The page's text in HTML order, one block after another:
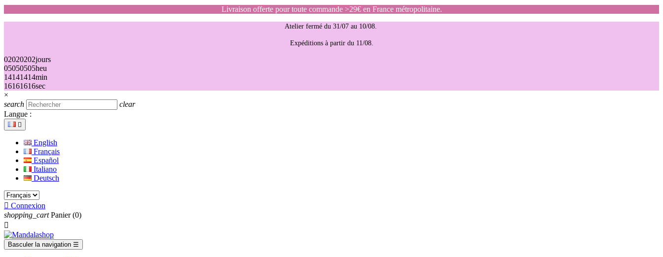
Livraison offerte pour toute commande >29€ en France métropolitaine.
Atelier fermé du 31/07 au 10/08.
Expéditions à partir du 11/08.
02020202jours
05050505heu
14141414min
16161616sec
×
search
clear
Langue :

English
Français
Español
Italiano
Deutsch
 Connexion
shopping_cart Panier (0)

Basculer la navigation ☰